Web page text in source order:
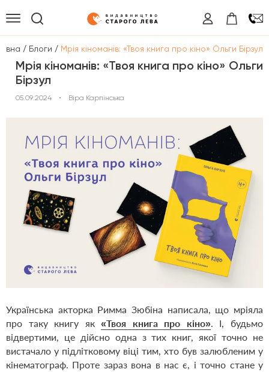
/ Блоги / Мрія кіноманів: «Твоя книга про кіно» Ольги Бірзул
Мрія кіноманів: «Твоя книга про кіно» Ольги
Бірзул
05.09.2024 • Віра Карпінська
Українська акторка Римма Зюбіна написала, що мріяла
про таку книгу як«Твоя книга про кіно». І, будьмо
відвертими, це дійсно одна з тих книг, якої точно не
вистачало у підлітковому віці тим, хто був залюбленим у
кінематограф. Проте зараз вона в нас є, і точно стане у